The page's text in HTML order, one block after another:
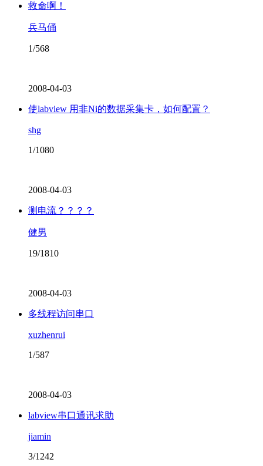
救命啊！
兵马俑
1/568
2008-04-03
使labview 用非Ni的数据采集卡，如何配置？
shg
1/1080
2008-04-03
测电流？？？？
健男
19/1810
2008-04-03
多线程访问串口
xuzhenrui
1/587
2008-04-03
labview串口通讯求助
jiamin
3/1242